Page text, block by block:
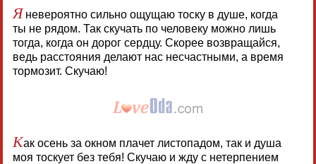
Яневероятно сильно ощущаю тоску в душе, когда
ты не рядом. Так скучать по человеку можно лишь
тогда, когда он дорог сердцу. Скорее возвращайся,
ведь расстояния делают нас несчастными, а время
тормозит. Скучаю!
Как осень за окном плачет листопадом, так и душа
моя тоскует без тебя! Скучаю и жду с нетерпением